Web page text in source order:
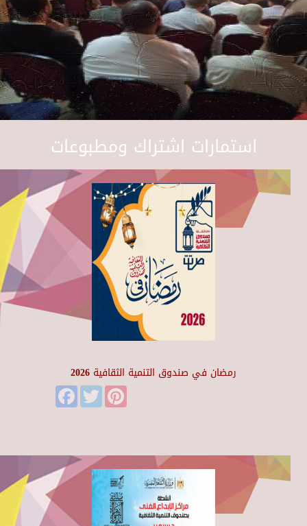
استمارات اشتراك ومطبوعات
رمضان في صندوق التنمية الثقافية 2026
FacebookTwitter